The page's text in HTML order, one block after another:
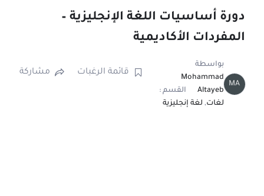
دورة أساسيات اللغة الإنجليزية –
المفردات الأكاديمية
MA
بواسطة
Mohammad
Altayeb
القسم :
لغات, لغة إنجليزية
قائمة الرغبات مشاركة